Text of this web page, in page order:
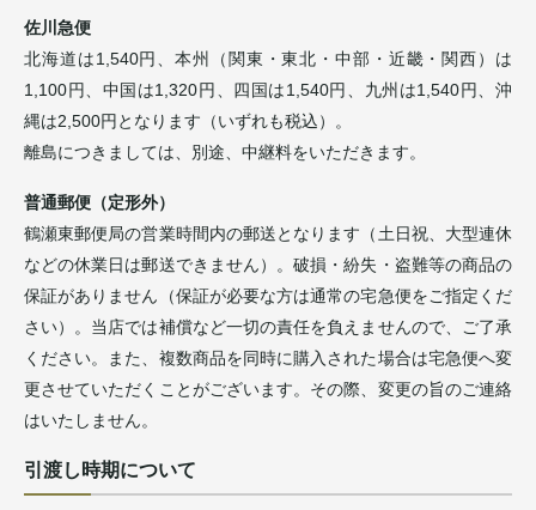
佐川急便
北海道は1,540円、本州（関東・東北・中部・近畿・関西）は
1,100円、中国は1,320円、四国は1,540円、九州は1,540円、沖
縄は2,500円となります（いずれも税込）。
離島につきましては、別途、中継料をいただきます。
普通郵便（定形外）
鶴瀬東郵便局の営業時間内の郵送となります（土日祝、大型連休
などの休業日は郵送できません）。破損・紛失・盗難等の商品の
保証がありません（保証が必要な方は通常の宅急便をご指定くだ
さい）。当店では補償など一切の責任を負えませんので、ご了承
ください。また、複数商品を同時に購入された場合は宅急便へ変
更させていただくことがございます。その際、変更の旨のご連絡
はいたしません。
引渡し時期について